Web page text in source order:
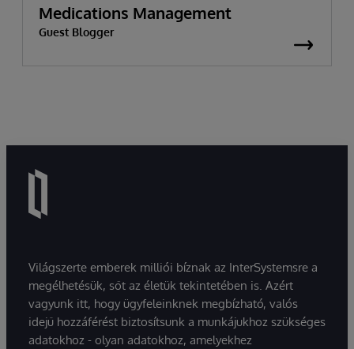
Medications Management
Guest Blogger
Világszerte emberek milliói bíznak az InterSystemsre a
megélhetésük, sőt az életük tekintetében is. Azért
vagyunk itt, hogy ügyfeleinknek megbízható, valós
idejű hozzáférést biztosítsunk a munkájukhoz szükséges
adatokhoz - olyan adatokhoz, amelyekhez